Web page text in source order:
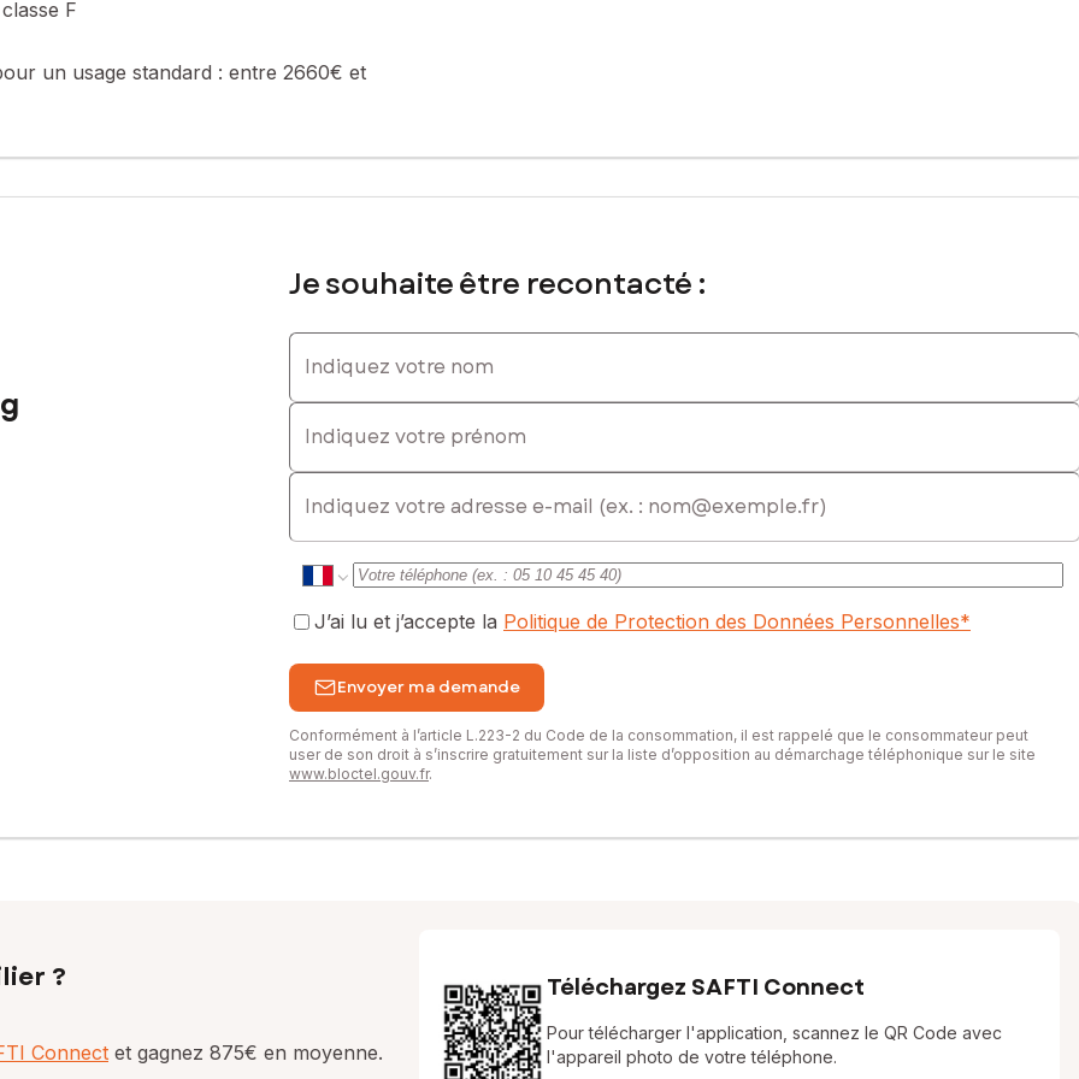
vraiment, sans compromis.
disponibles sur le site Géorisques : www.georisques.gouv.fr
: 06 74 55 97 27, E-mail : sandrine.chassaing@safti.fr - EI - Agent commercial immatriculé au RSAC de Dunkerque sous le numéro
F
un usage standard : entre 2660€ et
Je souhaite être recontacté :
Indiquez votre nom
Indiquez votre prénom
E-mail
J’ai lu et j’accepte la Politique de Protection des Données Personnelles*
Envoyer ma demande
Conformément à l’article L.223-2 du Code de la consommation, il est rappelé que le consommateur peut
user de son droit à s’inscrire gratuitement sur la liste d’opposition au démarchage téléphonique sur le site
www.bloctel.gouv.fr.
?
Connect et gagnez 875€ en moyenne.
Téléchargez SAFTI Connect
Pour télécharger l'application, scannez le QR Code avec
l'appareil photo de votre téléphone.